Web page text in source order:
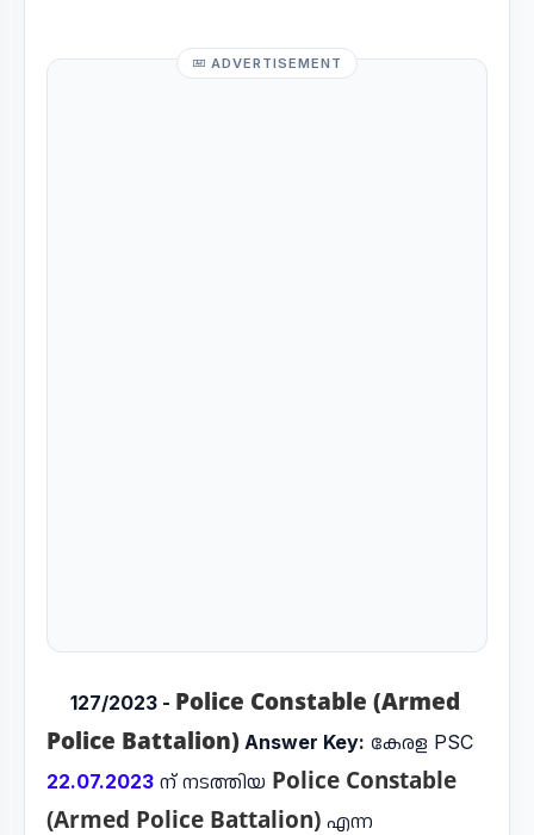
ADVERTISEMENT
127/2023 - Police Constable (Armed
Police Battalion) Answer Key: കേരള PSC
22.07.2023 ന് നടത്തിയ Police Constable
(Armed Police Battalion) എന്ന